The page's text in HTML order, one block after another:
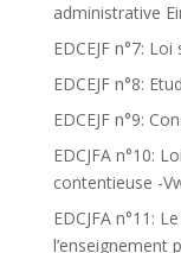
administrative
EDCEJF n°7:
EDCEJF n°8:
EDCEJF n°9:
EDCJFA n°10:
contentieuse -
EDCJFA n°11:
l’enseignement